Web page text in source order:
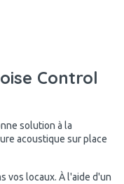
Control
solution à la
acoustique sur place
vos locaux. À l'aide d'un